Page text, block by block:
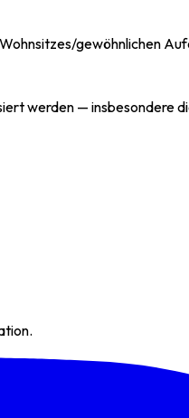
gewöhnlichen
werden — insbesondere